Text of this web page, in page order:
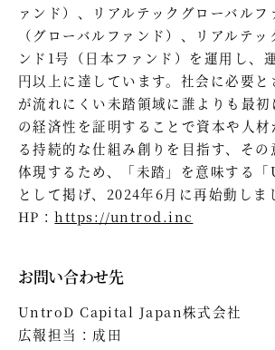
ァンド）、リアルテックグローバルフ
（グローバルファンド）、リアルテッ
ンド1号（日本ファンド）を運用し、
円以上に達しています。社会に必要と
が流れにくい未踏領域に誰よりも最初
の経済性を証明することで資本や人
る持続的な仕組み創りを目指す、その
体現するため、「未踏」を意味する
として掲げ、2024年6月に再始動しま
HP：https://untrod.inc
お問い合わせ先
UntroD Capital Japan株式会社
広報担当：成田